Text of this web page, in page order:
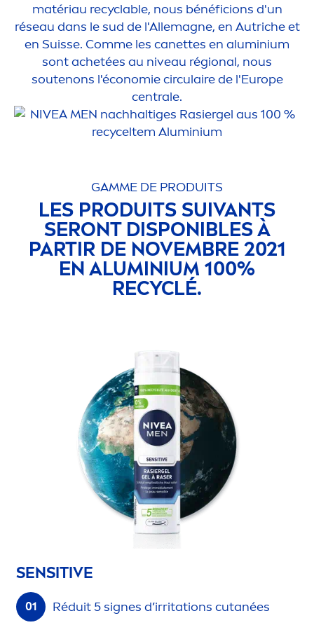
matériau recyclable, nous bénéficions d'un
réseau dans le sud de l'Allemagne, en Autriche et
en Suisse. Comme les canettes en aluminium
sont achetées au niveau régional, nous
soutenons l'économie circulaire de l'Europe
centrale.
GAMME DE PRODUITS
LES PRODUITS SUIVANTS
SERONT DISPONIBLES À
PARTIR DE NOVEMBRE 2021
EN ALUMINIUM 100%
RECYCLÉ.
SENSITIVE
Réduit 5 signes d’irritations cutanées